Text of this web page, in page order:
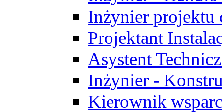
Inżynier projektu
Projektant
Asystent
Inżynier -
Kierownik